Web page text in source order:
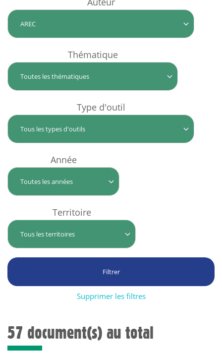
Thématique
Type d'outil
Année
Territoire
Supprimer les filtres
57 document(s) au total